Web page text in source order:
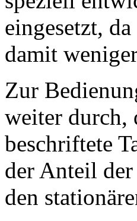
eingesetzt,
damit
Zur
weiter durch,
beschriftete
der Anteil
den